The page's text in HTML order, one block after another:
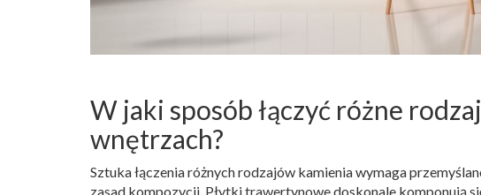
W jaki sposób łączyć różne
wnętrzach?
Sztuka łączenia różnych rodzajów kamienia wymaga
zasad kompozycji. Płytki trawertynowedoskonale komponują